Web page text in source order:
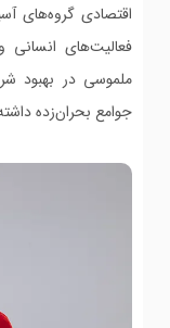
اقتصادی گروه‌های
فعالیت‌های انسانی
ملموسی در بهبود
جوامع بحران‌زده